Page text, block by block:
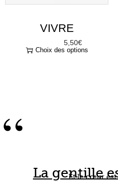
VIVRE
5,50€
Choix des options
La gentille
Et le cœur est
“